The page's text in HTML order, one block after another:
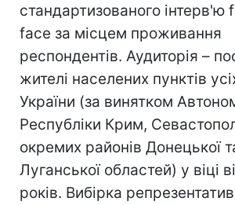
стандартизованого
face за місцем проживання
респондентів. Аудиторія –
жителі населених пунктів
України (за винятком
Республіки Крим,
окремих районів Донецької
Луганської областей) у віці
років. Вибірка